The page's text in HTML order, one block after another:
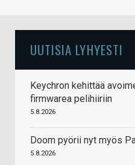
UUTISIA LYHYESTI
Keychron kehittää
firmwarea pelihiiriin
5.8.2026
Doom pyörii nyt myös
5.8.2026